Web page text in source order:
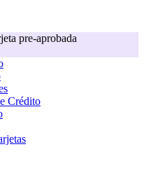
pre-aprobada
Crédito